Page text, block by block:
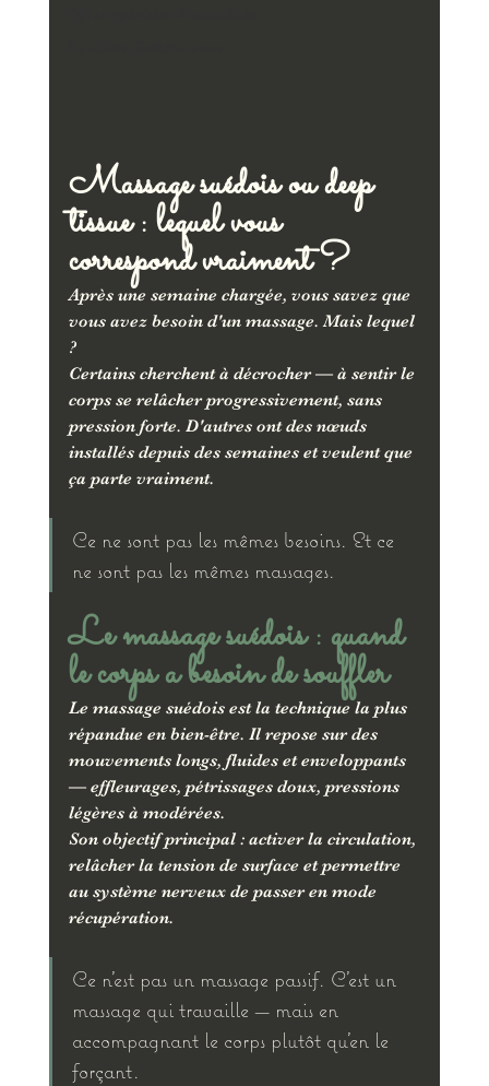
Massage suédois ou deep
tissue : lequel vous
correspond vraiment ?
Après une semaine chargée, vous savez que
vous avez besoin d'un massage. Mais lequel
?
Certains cherchent à décrocher — à sentir le
corps se relâcher progressivement, sans
pression forte. D'autres ont des nœuds
installés depuis des semaines et veulent que
ça parte vraiment.
Ce ne sont pas les mêmes besoins. Et ce
ne sont pas les mêmes massages.
Le massage suédois : quand
le corps a besoin de souffler
Le massage suédois est la technique la plus
répandue en bien-être. Il repose sur des
mouvements longs, fluides et enveloppants
— effleurages, pétrissages doux, pressions
légères à modérées.
Son objectif principal : activer la circulation,
relâcher la tension de surface et permettre
au système nerveux de passer en mode
récupération.
Ce n'est pas un massage passif. C'est un
massage qui travaille — mais en
accompagnant le corps plutôt qu'en le
forçant.